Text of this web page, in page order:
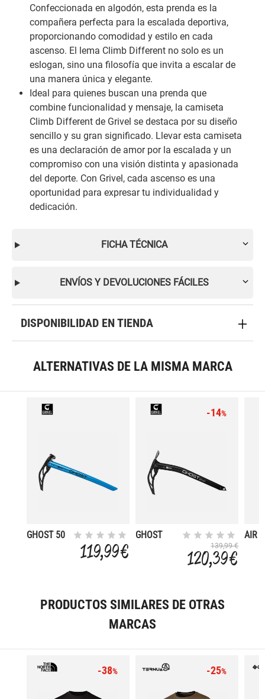
Confeccionada en algodón, esta prenda es la
compañera perfecta para la escalada deportiva,
proporcionando comodidad y estilo en cada
ascenso. El lema Climb Different no solo es un
eslogan, sino una filosofía que invita a escalar de
una manera única y elegante.
Ideal para quienes buscan una prenda que
combine funcionalidad y mensaje, la camiseta
Climb Different de Grivel se destaca por su diseño
sencillo y su gran significado. Llevar esta camiseta
es una declaración de amor por la escalada y un
compromiso con una visión distinta y apasionada
del deporte. Con Grivel, cada ascenso es una
oportunidad para expresar tu individualidad y
dedicación.
FICHA TÉCNICA
ENVÍOS Y DEVOLUCIONES FÁCILES
DISPONIBILIDAD EN TIENDA
ALTERNATIVAS DE LA MISMA MARCA
GHOST 50
119,99 €
-14%
GHOST
139,99 €
120,39 €
AIR
PRODUCTOS SIMILARES DE OTRAS
MARCAS
-38% -25%